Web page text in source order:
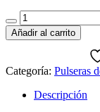
Pulsera
Virgo
–
Natural
cantidad
Añadir al carrito
Categoría: Pulseras
Descripción